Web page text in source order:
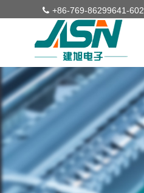
+86-769-86299641-602